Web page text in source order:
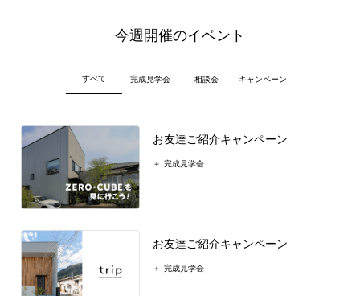
今週開催のイベント
すべて 完成見学会 相談会 キャンペーン
お友達ご紹介キャンペーン
完成見学会
お友達ご紹介キャンペーン
完成見学会